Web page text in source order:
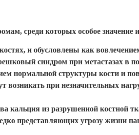
среди которых особое значение
и обусловлены как
синдром при метастазах в
нормальной структуры кости и
возникать при незначительных
кальция из разрушенной костной
представляющих угрозу жизни